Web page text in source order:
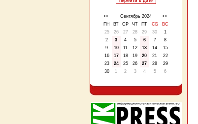
<< Сентябрь 2024
>>
ПН
ВТ СР ЧТ ПТ СБ
ВС
25
26 27 28 29 30
1
2
3 4 5 6 7
8
9
10 11 12 13 14
15
16
17 18 19 20 21
22
23
24 25 26 27 28
29
30
1 2 3 4 5 6